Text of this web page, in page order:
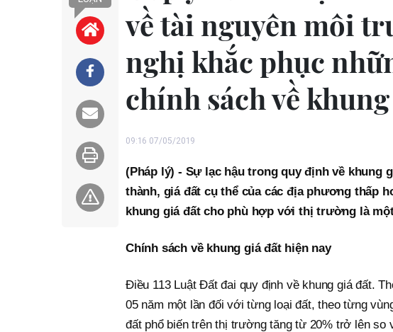
về tài nguyên môi
nghị khắc phục
chính sách về
09:16 07/05/2019
(Pháp lý) - Sự lạc hậu trong quy định về khung
thành, giá đất cụ thể của các địa phương thấp
khung giá đất cho phù hợp với thị trường là
Chính sách về khung giá đất hiện nay
Điều 113 Luật Đất đai quy định về khung giá đất.
05 năm một lần đối với từng loại đất, theo từng
đất phổ biến trên thị trường tăng từ 20% trở lên